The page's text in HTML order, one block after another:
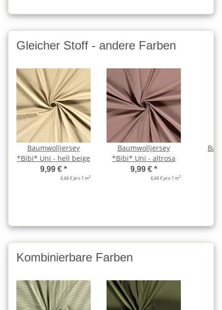
Gleicher Stoff - andere Farben
Baumwolljersey
*Bibi* Uni - hell beige
9,99 € *
6,66 € pro 1 m2
Baumwolljersey
*Bibi* Uni - altrosa
9,99 € *
6,66 € pro 1 m2
Kombinierbare Farben